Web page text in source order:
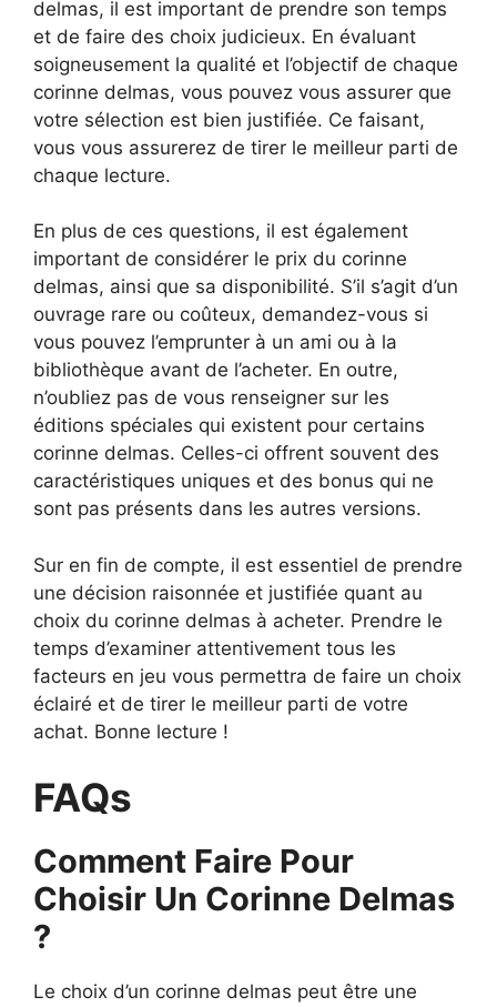
delmas, il est important de prendre son temps
et de faire des choix judicieux. En évaluant
soigneusement la qualité et l’objectif de chaque
corinne delmas, vous pouvez vous assurer que
votre sélection est bien justifiée. Ce faisant,
vous vous assurerez de tirer le meilleur parti de
chaque lecture.
En plus de ces questions, il est également
important de considérer le prix du corinne
delmas, ainsi que sa disponibilité. S’il s’agit d’un
ouvrage rare ou coûteux, demandez-vous si
vous pouvez l’emprunter à un ami ou à la
bibliothèque avant de l’acheter. En outre,
n’oubliez pas de vous renseigner sur les
éditions spéciales qui existent pour certains
corinne delmas. Celles-ci offrent souvent des
caractéristiques uniques et des bonus qui ne
sont pas présents dans les autres versions.
Sur en fin de compte, il est essentiel de prendre
une décision raisonnée et justifiée quant au
choix du corinne delmas à acheter. Prendre le
temps d’examiner attentivement tous les
facteurs en jeu vous permettra de faire un choix
éclairé et de tirer le meilleur parti de votre
achat. Bonne lecture !
FAQs
Comment Faire Pour
Choisir Un Corinne Delmas
?
Le choix d’un corinne delmas peut être une